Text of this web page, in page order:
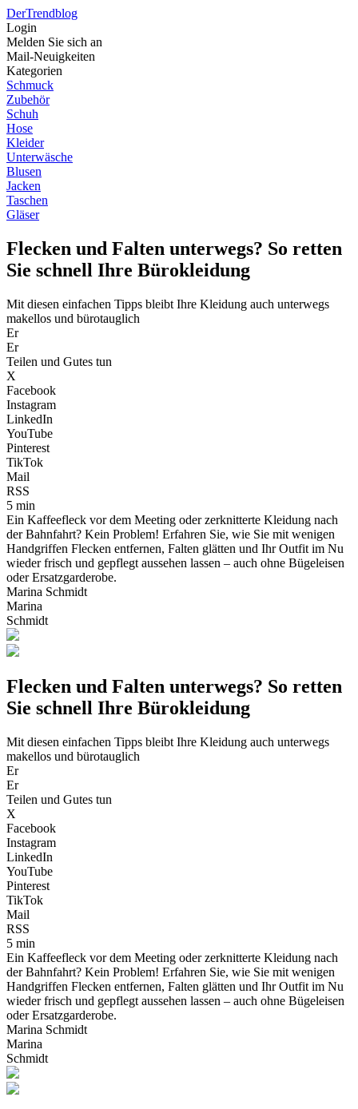
DerTrendblog
Login
Melden Sie sich an
Mail-Neuigkeiten
Kategorien
Schmuck
Zubehör
Schuh
Hose
Kleider
Unterwäsche
Blusen
Jacken
Taschen
Gläser
Flecken und Falten unterwegs? So retten
Sie schnell Ihre Bürokleidung
Mit diesen einfachen Tipps bleibt Ihre Kleidung auch unterwegs
makellos und bürotauglich
Er
Er
Teilen und Gutes tun
X
Facebook
Instagram
LinkedIn
YouTube
Pinterest
TikTok
Mail
RSS
5 min
Ein Kaffeefleck vor dem Meeting oder zerknitterte Kleidung nach
der Bahnfahrt? Kein Problem! Erfahren Sie, wie Sie mit wenigen
Handgriffen Flecken entfernen, Falten glätten und Ihr Outfit im Nu
wieder frisch und gepflegt aussehen lassen – auch ohne Bügeleisen
oder Ersatzgarderobe.
Marina Schmidt
Marina
Schmidt
Flecken und Falten unterwegs? So retten
Sie schnell Ihre Bürokleidung
Mit diesen einfachen Tipps bleibt Ihre Kleidung auch unterwegs
makellos und bürotauglich
Er
Er
Teilen und Gutes tun
X
Facebook
Instagram
LinkedIn
YouTube
Pinterest
TikTok
Mail
RSS
5 min
Ein Kaffeefleck vor dem Meeting oder zerknitterte Kleidung nach
der Bahnfahrt? Kein Problem! Erfahren Sie, wie Sie mit wenigen
Handgriffen Flecken entfernen, Falten glätten und Ihr Outfit im Nu
wieder frisch und gepflegt aussehen lassen – auch ohne Bügeleisen
oder Ersatzgarderobe.
Marina Schmidt
Marina
Schmidt